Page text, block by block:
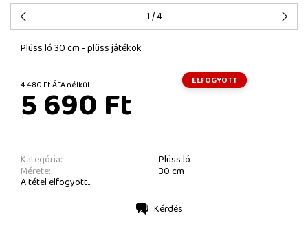
1/ 4
Plüss ló 30 cm - plüss játékok
4 480 Ft ÁFA nélkül ELFOGYOTT
5 690 Ft
Kategória: Plüss ló
Mérete:: 30 cm
A tétel elfogyott...
Kérdés